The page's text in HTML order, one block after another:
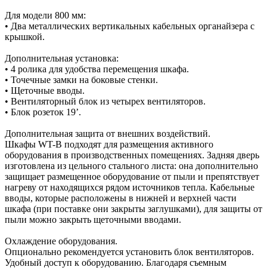
Для модели 800 мм:
• Два металлических вертикальных кабельных органайзера с
крышкой.
Дополнительная установка:
• 4 ролика для удобства перемещения шкафа.
• Точечные замки на боковые стенки.
• Щеточные вводы.
• Вентиляторный блок из четырех вентиляторов.
• Блок розеток 19’.
Дополнительная защита от внешних воздействий.
Шкафы WT-B подходят для размещения активного
оборудования в производственных помещениях. Задняя дверь
изготовлена из цельного стального листа: она дополнительно
защищает размещенное оборудование от пыли и препятствует
нагреву от находящихся рядом источников тепла. Кабельные
вводы, которые расположены в нижней и верхней части
шкафа (при поставке они закрыты заглушками), для защиты от
пыли можно закрыть щеточными вводами.
Охлаждение оборудования.
Опционально рекомендуется установить блок вентиляторов.
Удобный доступ к оборудованию. Благодаря съемным